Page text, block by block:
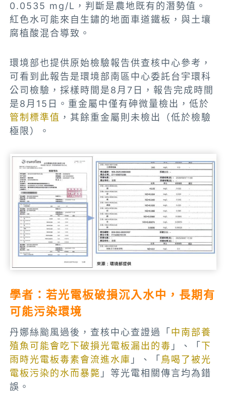
0.0535 mg/L，判斷是農地既有的潛勢值。
紅色水可能來自生鏽的地面車道鐵板，與土壤
腐植酸混合導致。
環境部也提供原始檢驗報告供查核中心參考，
可看到此報告是環境部南區中心委託台宇環科
公司檢驗，採樣時間是8月7日，報告完成時間
是8月15日。重金屬中僅有砷微量檢出，低於
管制標準值 ，其餘重金屬則未檢出（低於檢驗
極限）。
學者：若光電板破損沉入水中，長期有
可能污染環境
丹娜絲颱風過後，查核中心查證過「 中南部養
殖魚可能會吃下破損光電板漏出的毒 」、「 下
雨時光電板毒素會流進水庫 」、「 鳥喝了被光
電板污染的水而暴斃 」等光電相關傳言均為錯
誤。